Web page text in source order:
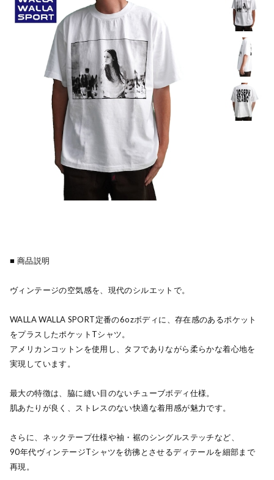
■ 商品説明
ヴィンテージの空気感を、現代のシルエットで。
WALLA WALLA SPORT定番の6ozボディに、存在感のあるポケット
をプラスしたポケットTシャツ。
アメリカンコットンを使用し、タフでありながら柔らかな着心地を
実現しています。
最大の特徴は、脇に縫い目のないチューブボディ仕様。
肌あたりが良く、ストレスのない快適な着用感が魅力です。
さらに、ネックテープ仕様や袖・裾のシングルステッチなど、
90年代ヴィンテージTシャツを彷彿とさせるディテールを細部まで
再現。